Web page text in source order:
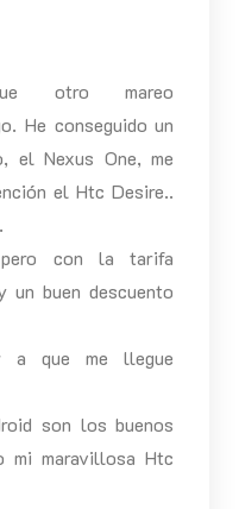
otro mareo
He conseguido un
el Nexus One, me
el Htc Desire..
con la tarifa
buen descuento
a que me llegue
son los buenos
mi maravillosa Htc